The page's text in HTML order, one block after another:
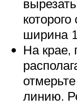
ширина
На крае,
линию.